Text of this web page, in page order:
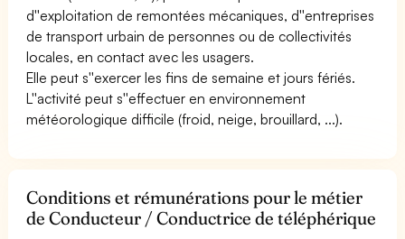
d''exploitation de remontées mécaniques, d''entreprises
de transport urbain de personnes ou de collectivités
locales, en contact avec les usagers.
Elle peut s''exercer les fins de semaine et jours fériés.
L''activité peut s''effectuer en environnement
météorologique difficile (froid, neige, brouillard, ...).
Conditions et rémunérations pour le métier
de Conducteur / Conductrice de téléphérique